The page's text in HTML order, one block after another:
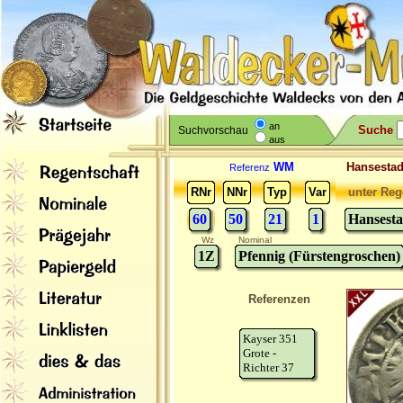
Suchvorschau
an
aus
Suche
Referenz WM
RNr
NNr Typ Var
60 50 21 1
unter
Wz Nominal
1Z Pfennig (Fürstengroschen)
Referenzen
Kayser 351
Grote -
Richter 37